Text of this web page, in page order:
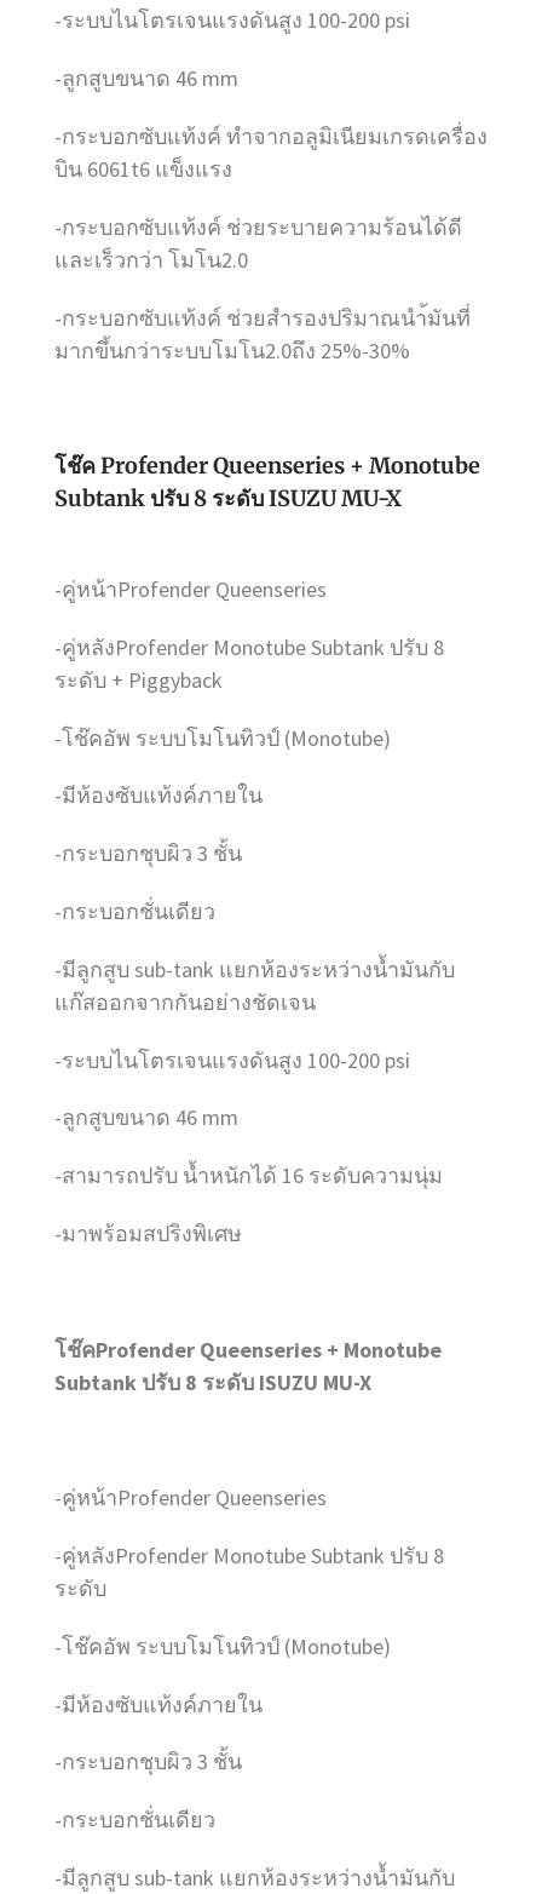
-ระบบไนโตรเจนแรงดันสูง 100-200 psi
-ลูกสูบขนาด 46 mm
-กระบอกซับแท้งค์ ทำจากอลูมิเนียมเกรดเครื่อง
บิน 6061t6 แข็งแรง
-กระบอกซับแท้งค์ ช่วยระบายความร้อนได้ดี
และเร็วกว่า โมโน2.0
-กระบอกซับแท้งค์ ช่วยสำรองปริมาณนำ้มันที่
มากขึ้นกว่าระบบโมโน2.0ถึง 25%-30%
โช๊ค Profender Queenseries + Monotube
Subtank ปรับ 8 ระดับ ISUZU MU-X
-คู่หน้าProfender Queenseries
-คู่หลังProfender Monotube Subtank ปรับ 8
ระดับ + Piggyback
-โช๊คอัพ ระบบโมโนทิวป์ (Monotube)
-มีห้องซับแท้งค์ภายใน
-กระบอกชุบผิว 3 ชั้น
-กระบอกชั่นเดียว
-มีลูกสูบ sub-tank แยกห้องระหว่างน้ำมันกับ
แก๊สออกจากกันอย่างชัดเจน
-ระบบไนโตรเจนแรงดันสูง 100-200 psi
-ลูกสูบขนาด 46 mm
-สามารถปรับ น้ำหนักได้ 16 ระดับความนุ่ม
-มาพร้อมสปริงพิเศษ
โช๊คProfender Queenseries + Monotube
Subtank ปรับ 8 ระดับ ISUZU MU-X
-คู่หน้าProfender Queenseries
-คู่หลังProfender Monotube Subtank ปรับ 8
ระดับ
-โช๊คอัพ ระบบโมโนทิวป์ (Monotube)
-มีห้องซับแท้งค์ภายใน
-กระบอกชุบผิว 3 ชั้น
-กระบอกชั่นเดียว
-มีลูกสูบ sub-tank แยกห้องระหว่างน้ำมันกับ